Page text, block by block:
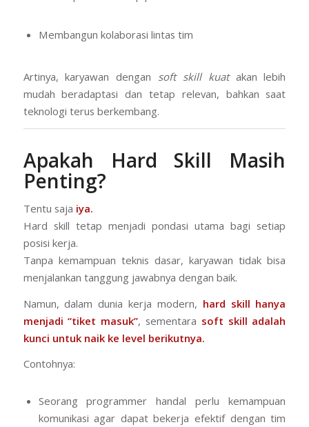
Membangun kolaborasi lintas tim
Artinya, karyawan dengan soft skill kuatakan lebih
mudah beradaptasi dan tetap relevan, bahkan saat
teknologi terus berkembang.
Apakah Hard Skill Masih
Penting?
Tentu saja iya.
Hard skill tetap menjadi pondasi utama bagi setiap
posisi kerja.
Tanpa kemampuan teknis dasar, karyawan tidak bisa
menjalankan tanggung jawabnya dengan baik.
Namun, dalam dunia kerja modern, hard skill hanya
menjadi “tiket masuk”, sementara soft skill adalah
kunci untuk naik ke level berikutnya.
Contohnya:
Seorang programmer handal perlu kemampuan
komunikasi agar dapat bekerja efektif dengan tim